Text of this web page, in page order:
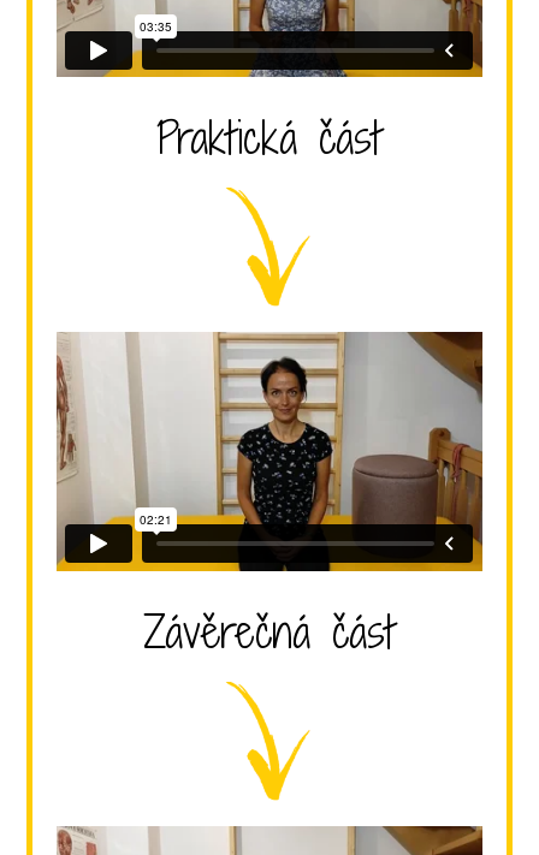
Praktická část
Závěrečná část